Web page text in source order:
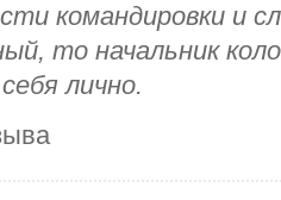
командировки и
то начальник
лично.